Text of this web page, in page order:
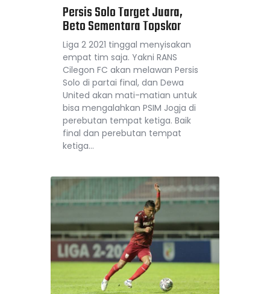
Persis Solo Target Juara,
Beto Sementara Topskor
Liga 2 2021 tinggal menyisakan
empat tim saja. Yakni RANS
Cilegon FC akan melawan Persis
Solo di partai final, dan Dewa
United akan mati-matian untuk
bisa mengalahkan PSIM Jogja di
perebutan tempat ketiga. Baik
final dan perebutan tempat
ketiga…